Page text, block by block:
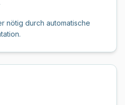
nötig durch automatische